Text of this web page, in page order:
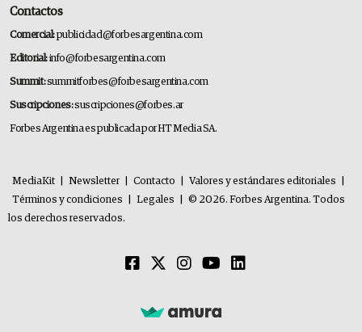
Contactos
Comercial:publicidad@forbesargentina.com
Editorial:info@forbesargentina.com
Summit:summitforbes@forbesargentina.com
Suscripciones:suscripciones@forbes.ar
Forbes Argentina es publicada por HT Media SA.
MediaKit Newsletter Contacto Valores y estándares editoriales
Términos y condiciones
Legales
© 2026. Forbes Argentina. Todos
los derechos reservados.